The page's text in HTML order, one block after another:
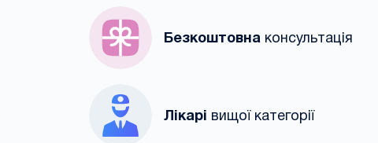
Безкоштовна консультація
Лікарі вищої категорії